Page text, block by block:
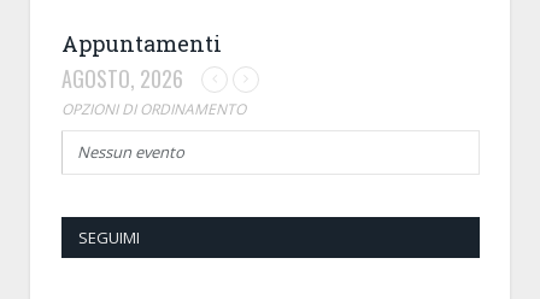
Appuntamenti
AGOSTO, 2026
OPZIONI DI ORDINAMENTO
Nessun evento
SEGUIMI